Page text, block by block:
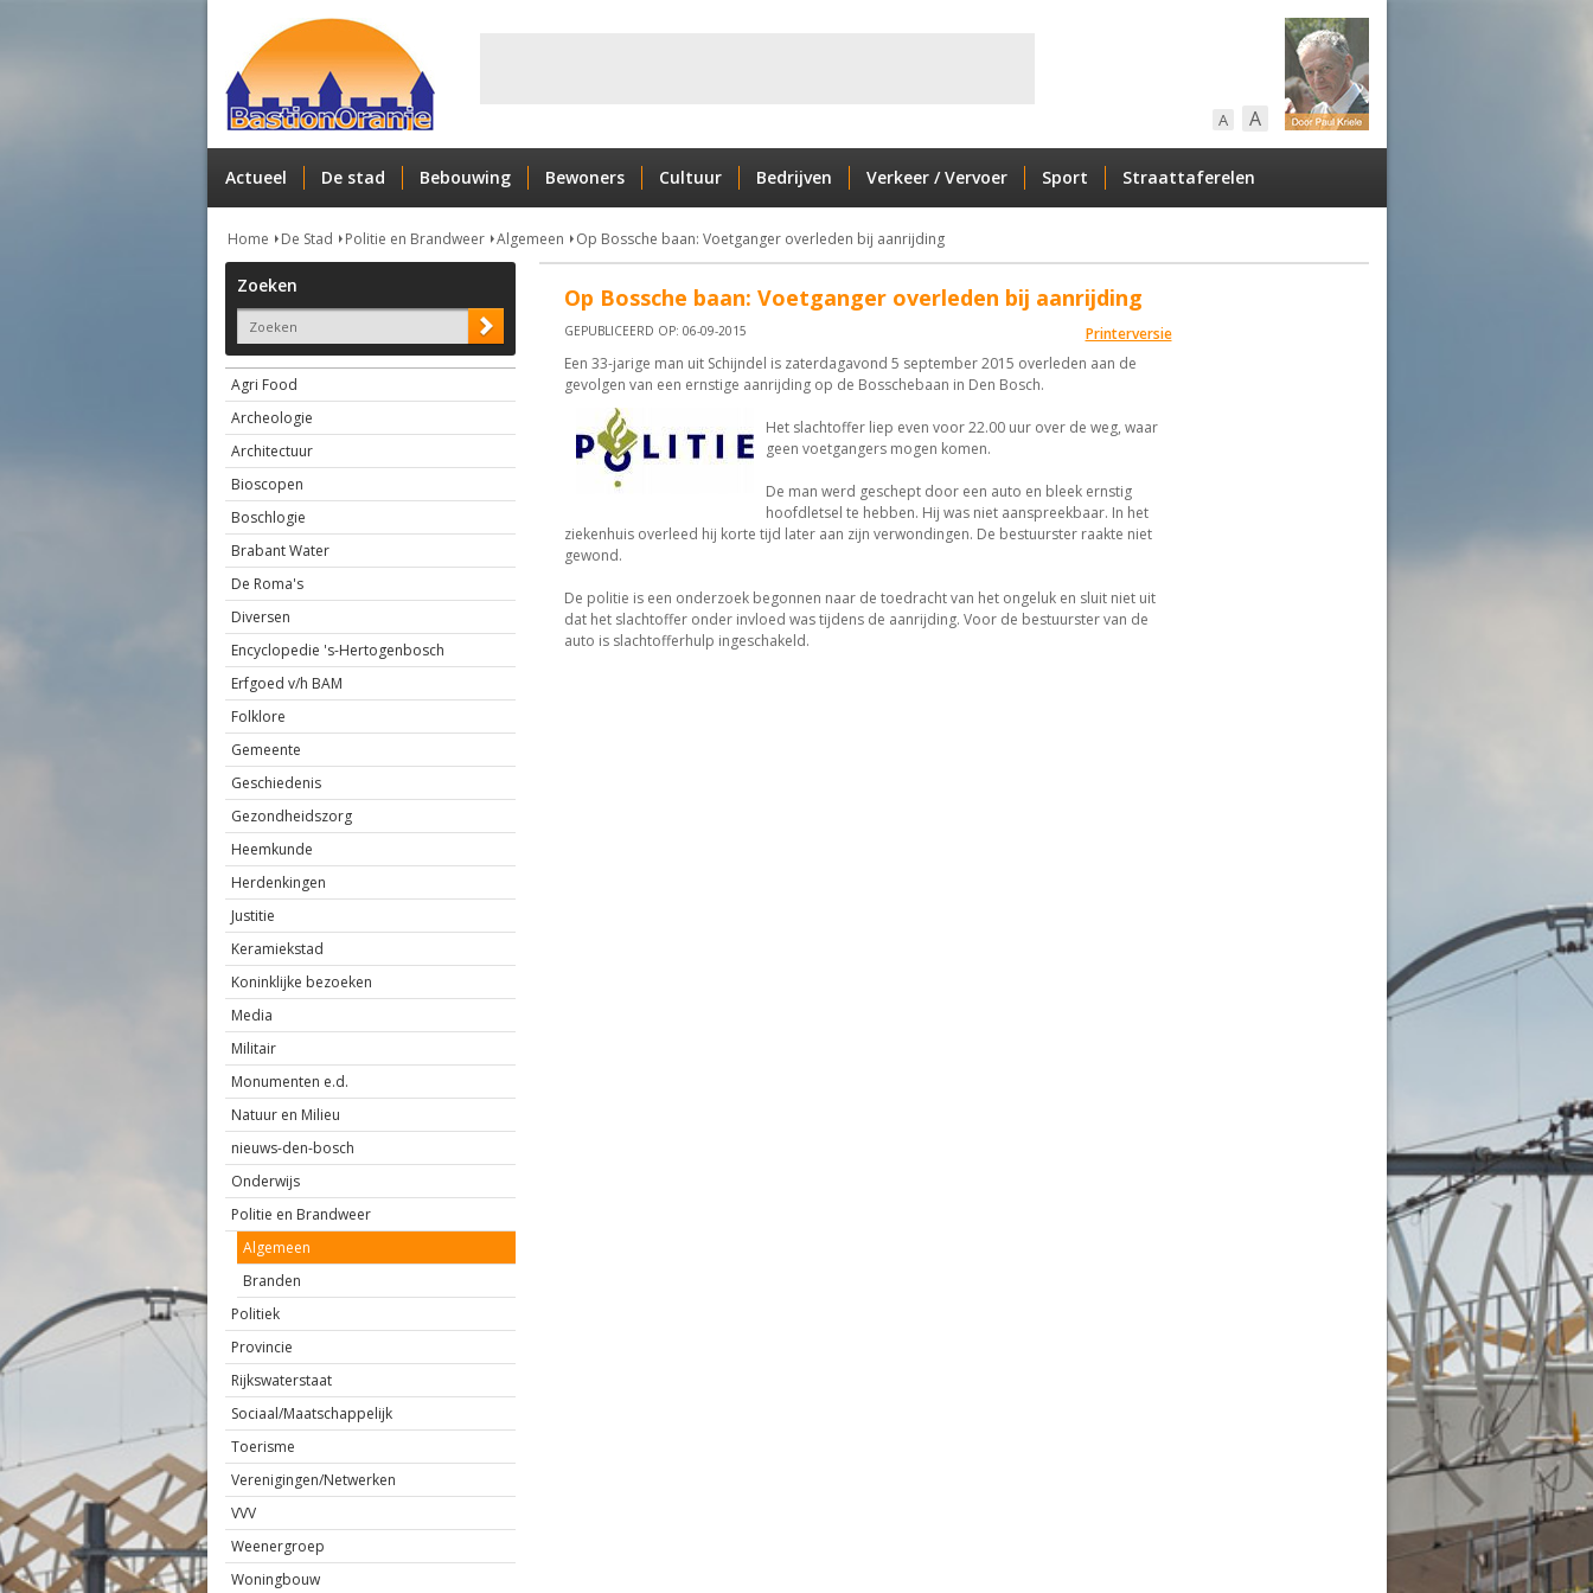
A A
Actueel De stad Bebouwing Bewoners Cultuur Bedrijven Verkeer / Vervoer Sport Straattaferelen
Home De Stad Politie en Brandweer Algemeen Op Bossche baan: Voetganger overleden bij aanrijding
Zoeken
Agri Food
Archeologie
Architectuur
Bioscopen
Boschlogie
Brabant Water
De Roma's
Diversen
Encyclopedie 's-Hertogenbosch
Erfgoed v/h BAM
Folklore
Gemeente
Geschiedenis
Gezondheidszorg
Heemkunde
Herdenkingen
Justitie
Keramiekstad
Koninklijke bezoeken
Media
Militair
Monumenten e.d.
Natuur en Milieu
nieuws-den-bosch
Onderwijs
Politie en Brandweer
Algemeen
Branden
Politiek
Provincie
Rijkswaterstaat
Sociaal/Maatschappelijk
Toerisme
Verenigingen/Netwerken
VVV
Weenergroep
Woningbouw
Op Bossche baan: Voetganger overleden bij aanrijding
Printerversie
GEPUBLICEERD OP: 06-09-2015
Een 33-jarige man uit Schijndel is zaterdagavond 5 september 2015 overleden aan de
gevolgen van een ernstige aanrijding op de Bosschebaan in Den Bosch.
Het slachtoffer liep even voor 22.00 uur over de weg, waar
geen voetgangers mogen komen.
De man werd geschept door een auto en bleek ernstig
hoofdletsel te hebben. Hij was niet aanspreekbaar. In het
ziekenhuis overleed hij korte tijd later aan zijn verwondingen. De bestuurster raakte niet
gewond.
De politie is een onderzoek begonnen naar de toedracht van het ongeluk en sluit niet uit
dat het slachtoffer onder invloed was tijdens de aanrijding. Voor de bestuurster van de
auto is slachtofferhulp ingeschakeld.